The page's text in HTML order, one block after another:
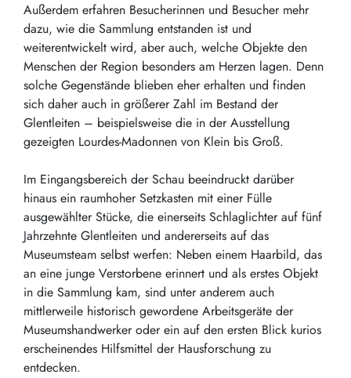
Außerdem erfahren Besucherinnen und Besucher mehr
dazu, wie die Sammlung entstanden ist und
weiterentwickelt wird, aber auch, welche Objekte den
Menschen der Region besonders am Herzen lagen. Denn
solche Gegenstände blieben eher erhalten und finden
sich daher auch in größerer Zahl im Bestand der
Glentleiten – beispielsweise die in der Ausstellung
gezeigten Lourdes-Madonnen von Klein bis Groß.
Im Eingangsbereich der Schau beeindruckt darüber
hinaus ein raumhoher Setzkasten mit einer Fülle
ausgewählter Stücke, die einerseits Schlaglichter auf fünf
Jahrzehnte Glentleiten und andererseits auf das
Museumsteam selbst werfen: Neben einem Haarbild, das
an eine junge Verstorbene erinnert und als erstes Objekt
in die Sammlung kam, sind unter anderem auch
mittlerweile historisch gewordene Arbeitsgeräte der
Museumshandwerker oder ein auf den ersten Blick kurios
erscheinendes Hilfsmittel der Hausforschung zu
entdecken.